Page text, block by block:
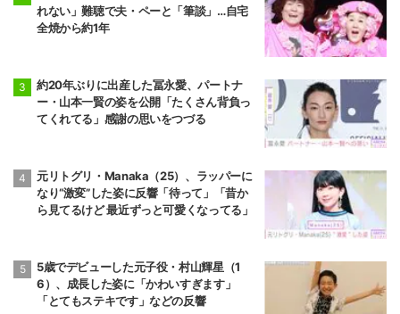
れない」難聴で夫・ペーと「筆談」…自宅
全焼から約1年
約20年ぶりに出産した冨永愛、パートナ
ー・山本一賢の姿を公開「たくさん背負っ
てくれてる」感謝の思いをつづる
元リトグリ・Manaka（25）、ラッパーに
なり“激変”した姿に反響「待って」「昔か
ら見てるけど 最近ずっと可愛くなってる」
5歳でデビューした元子役・村山輝星（1
6）、成長した姿に「かわいすぎます」
「とてもステキです」などの反響